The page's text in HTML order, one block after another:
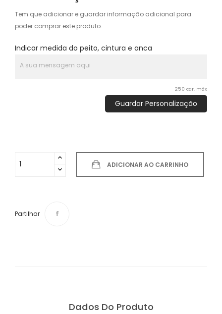
Tem que adicionar e guardar informação adicional para
poder comprar este produto.
Indicar medida do peito, cintura e anca
250 car. máx
Guardar Personalização
ADICIONAR AO CARRINHO
Partilhar
Dados Do Produto